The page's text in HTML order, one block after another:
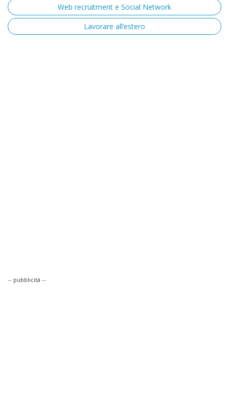
Web recruitment e Social Network
Lavorare all’estero
-- pubblicità --